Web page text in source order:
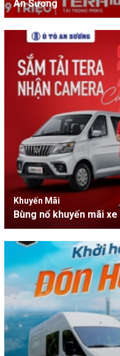
An Sương
Khuyến Mãi
Bùng nổ khuyến mãi